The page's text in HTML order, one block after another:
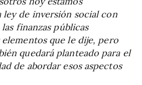
ley de inversión social con
finanzas públicas
que le dije, pero
quedará planteado para el
de abordar esos aspectos